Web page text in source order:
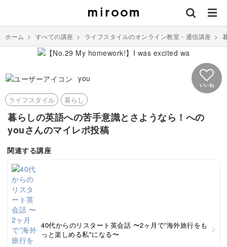
ホーム > すべての講座 > ライフスタイルのオンライン教室・通信講座 >
you
いいね
ライフスタイル 暮らし
暮らしの英語への苦手意識とさようなら！への
youさんのマイレポ投稿
関連する講座
40代からのリスタート英会話 〜2ヶ月で”海外旅行をも
っと楽しめる私"になる〜